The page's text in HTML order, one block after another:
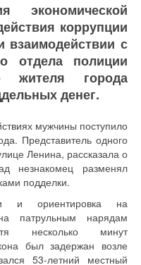
экономической
коррупции
взаимодействии с
отдела полиции
жителя города
денег.
мужчины поступило
Представитель одного
Ленина, рассказала о
незнакомец разменял
подделки.
и ориентировка на
патрульным нарядам
несколько минут
был задержан возле
53-летний местный